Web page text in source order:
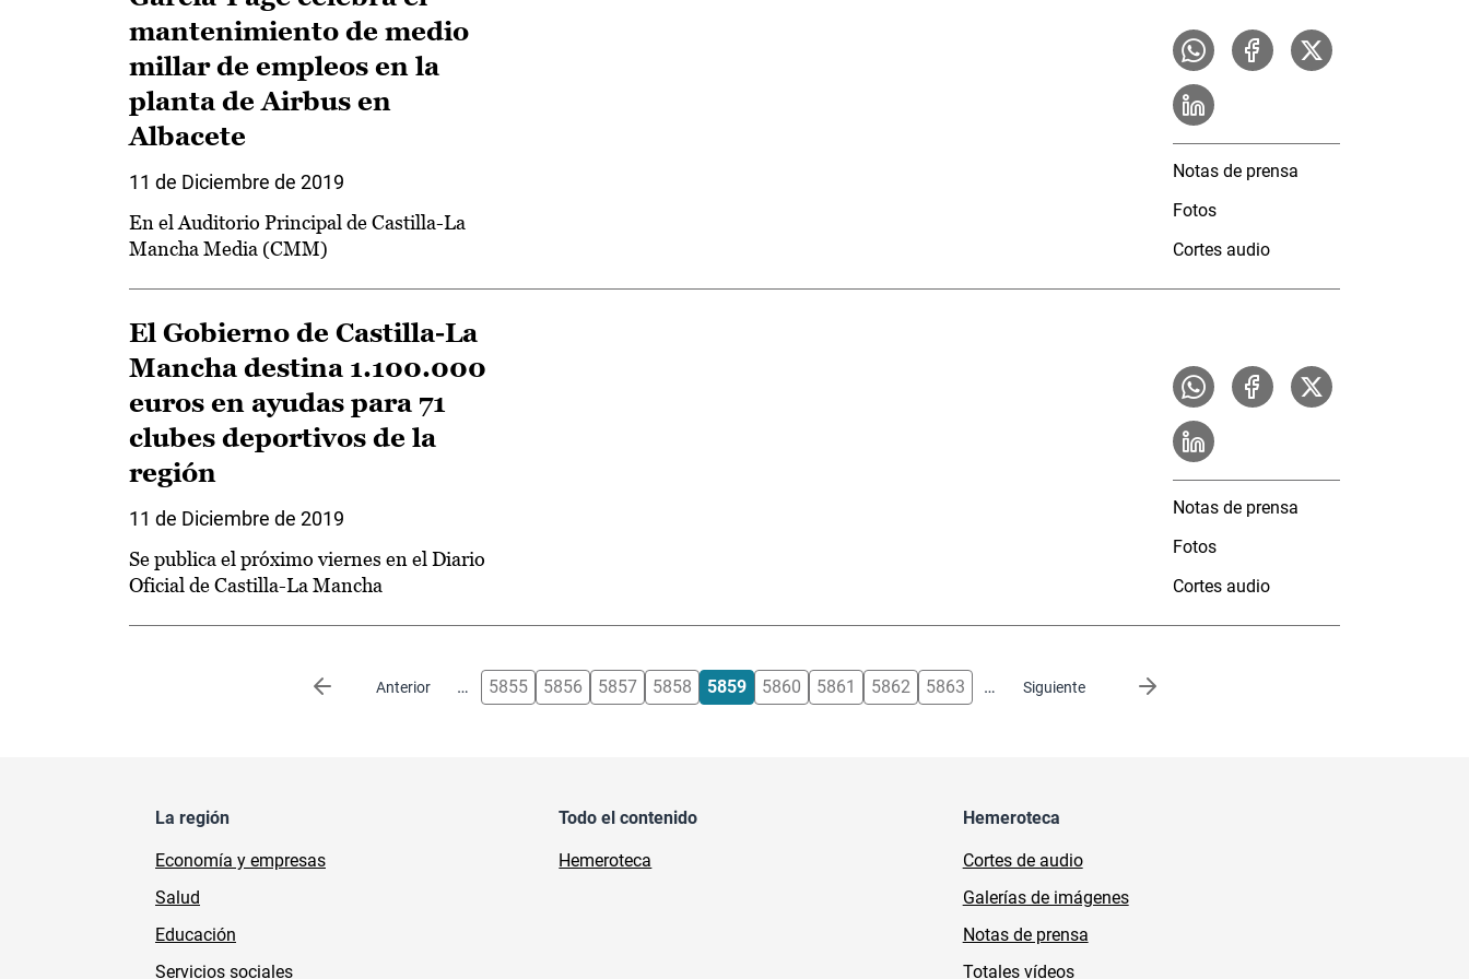
mantenimiento de medio
millar de empleos en la
planta de Airbus en
Albacete
11 de Diciembre de 2019
En el Auditorio Principal de Castilla-La
Mancha Media (CMM)
Notas de prensa
Fotos
Cortes audio
El Gobierno de Castilla-La
Mancha destina 1.100.000
euros en ayudas para 71
clubes deportivos de la
región
11 de Diciembre de 2019
Se publica el próximo viernes en el Diario
Oficial de Castilla-La Mancha
Notas de prensa
Fotos
Cortes audio
Anterior
Página anterior … 5855 5856 5857 5858 5859 5860 5861 5862 5863 … Siguiente
Siguiente página
La región
Economía y empresas
Salud
Educación
Servicios sociales
Todo el contenido
Hemeroteca
Hemeroteca
Cortes de audio
Galerías de imágenes
Notas de prensa
Totales vídeos